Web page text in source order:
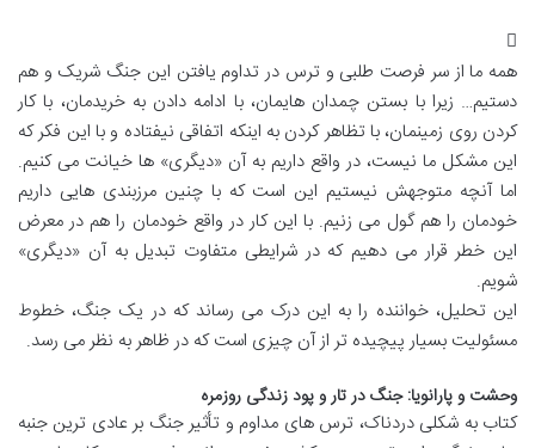
همه ما از سر فرصت طلبی و ترس در تداوم یافتن این جنگ شریک و هم
دستیم… زیرا با بستن چمدان هایمان، با ادامه دادن به خریدمان، با کار
کردن روی زمینمان، با تظاهر کردن به اینکه اتفاقی نیفتاده و با این فکر که
این مشکل ما نیست، در واقع داریم به آن «دیگری» ها خیانت می کنیم.
اما آنچه متوجهش نیستیم این است که با چنین مرزبندی هایی داریم
خودمان را هم گول می زنیم. با این کار در واقع خودمان را هم در معرض
این خطر قرار می دهیم که در شرایطی متفاوت تبدیل به آن «دیگری»
شویم.
این تحلیل، خواننده را به این درک می رساند که در یک جنگ، خطوط
مسئولیت بسیار پیچیده تر از آن چیزی است که در ظاهر به نظر می رسد.
وحشت و پارانویا: جنگ در تار و پود زندگی روزمره
کتاب به شکلی دردناک، ترس های مداوم و تأثیر جنگ بر عادی ترین جنبه